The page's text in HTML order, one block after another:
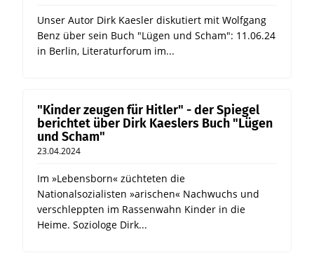
Unser Autor Dirk Kaesler diskutiert mit Wolfgang
Benz über sein Buch "Lügen und Scham": 11.06.24
in Berlin, Literaturforum im...
"Kinder zeugen für Hitler" - der Spiegel
berichtet über Dirk Kaeslers Buch "Lügen
und Scham"
23.04.2024
Im »Lebensborn« züchteten die
Nationalsozialisten »arischen« Nachwuchs und
verschleppten im Rassenwahn Kinder in die
Heime. Soziologe Dirk...